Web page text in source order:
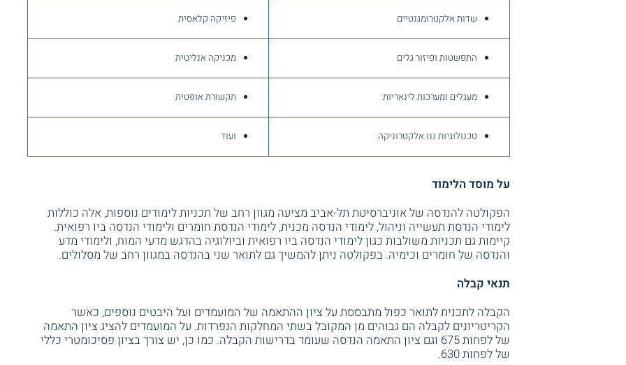
שדות אלקטרומגנטיים פיזיקה קלאסית
התפשטות ופיזור גלים מכניקה אנליטית
מעגלים ומערכות לינאריות תקשורת אופטית
טכנולוגיות ננו אלקטרוניקה ועוד
על מוסד הלימוד
הפקולטה להנדסה של אוניברסיטת תל-אביב מציעה מגוון רחב של תכניות לימודים נוספות, אלה כוללות
לימודי הנדסת תעשייה וניהול, לימודי הנדסה מכנית, לימודי הנדסת חומרים ולימודי הנדסה ביו רפואית.
קיימות גם תכניות משולבות כגון לימודי הנדסה ביו רפואית וביולוגיה בהדגש מדעי המוח, ולימודי מדע
והנדסה של חומרים וכימיה. בפקולטה ניתן להמשיך גם לתואר שני בהנדסה במגוון רחב של מסלולים.
תנאי קבלה
הקבלה לתכנית לתואר כפול מתבססת על ציון ההתאמה של המועמדים ועל היבטים נוספים, כאשר
הקריטריונים לקבלה הם גבוהים מן המקובל בשתי המחלקות הנפרדות. על המועמדים להציג ציון התאמה
של לפחות 675 וגם ציון התאמה הנדסה שעומד בדרישות הקבלה. כמו כן, יש צורך בציון פסיכומטרי כללי
של לפחות 630.